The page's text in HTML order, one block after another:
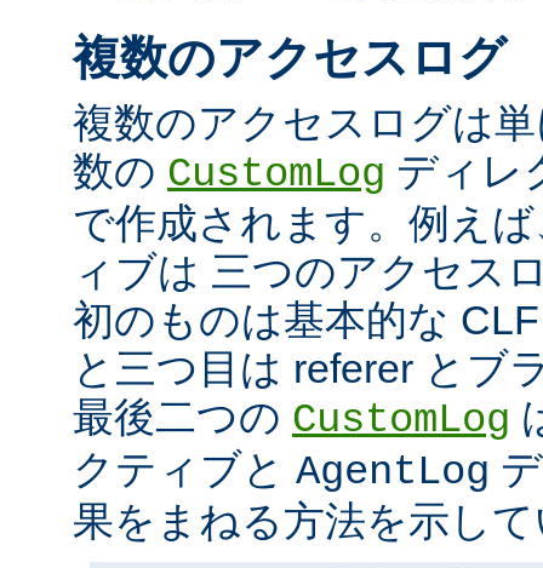
複数のアクセスログ
複数のアクセスログは
数の CustomLog ディレ
で作成されます。例え
ィブは 三つのアクセス
初のものは基本的な
と三つ目は referer とブ
最後二つの CustomLog
クティブと AgentLog
果をまねる方法を示し